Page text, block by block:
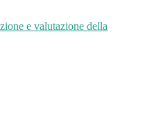
e valutazione della